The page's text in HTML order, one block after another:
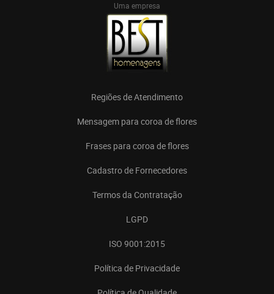
Uma empresa
Regiões de Atendimento
Mensagem para coroa de flores
Frases para coroa de flores
Cadastro de Fornecedores
Termos da Contratação
LGPD
ISO 9001:2015
Política de Privacidade